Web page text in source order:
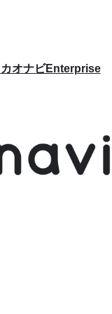
カオナビEnterprise